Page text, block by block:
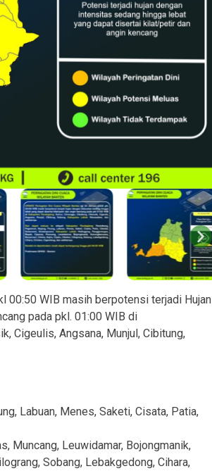
00:50 WIB masih berpotensi terjadi Hujan
pada pkl. 01:00 WIB di
Cigeulis, Angsana, Munjul, Cibitung,
Labuan, Menes, Saketi, Cisata, Patia,
Muncang, Leuwidamar, Bojongmanik,
Sobang, Lebakgedong, Cihara,